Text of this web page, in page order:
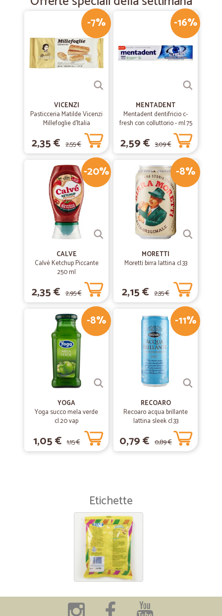
efficiente di prenotazione nella consegna. Ottima azienda la
-7%
VICENZI
Pasticceria Matilde Vicenzi
Millefoglie d'Italia
Classiche 125 gr.
2,35 € 2,55 €
-16%
MENTADENT
Mentadent dentifricio c-
fresh con colluttorio - ml.75
2,59 € 3,09 €
-20%
CALVE
Calvè Ketchup Piccante
250 ml
2,35 € 2,95 €
-8%
MORETTI
Moretti birra lattina cl.33
2,15 € 2,35 €
-8%
YOGA
Yoga succo mela verde
cl.20 vap
1,05 € 1,15 €
-11%
RECOARO
Recoaro acqua brillante
lattina sleek cl.33
0,79 € 0,89 €
Etichette